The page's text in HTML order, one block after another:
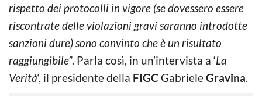
rispetto dei protocolli in vigore (se dovessero essere
riscontrate delle violazioni gravi saranno introdotte
sanzioni dure) sono convinto che è un risultato
raggiungibile”. Parla così, in un’intervista a ‘La
Verità‘, il presidente della FIGC GabrieleGravina.